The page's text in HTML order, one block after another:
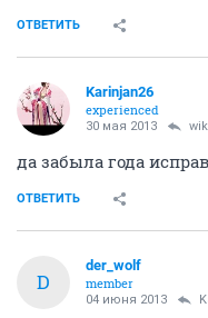
ОТВЕТИТЬ
Karinjan26
experienced
30 мая 2013
да забыла года
ОТВЕТИТЬ
D
der_wolf
member
04 июня 2013